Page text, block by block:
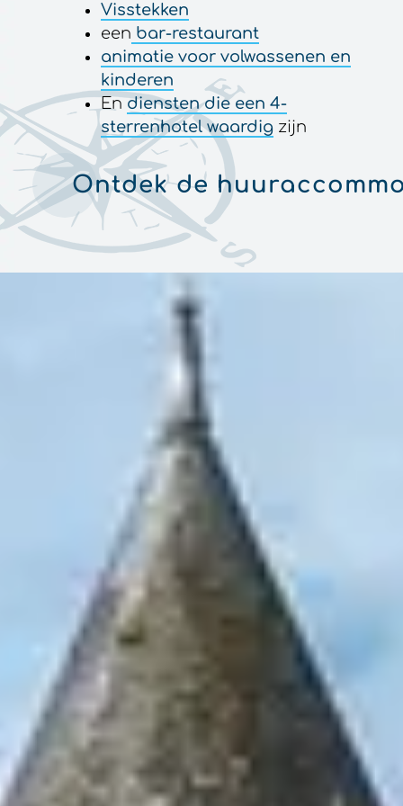
Visstekken
een bar-restaurant
animatie voor volwassenen en
kinderen
En diensten die een 4-
sterrenhotel waardig zijn
Ontdek de